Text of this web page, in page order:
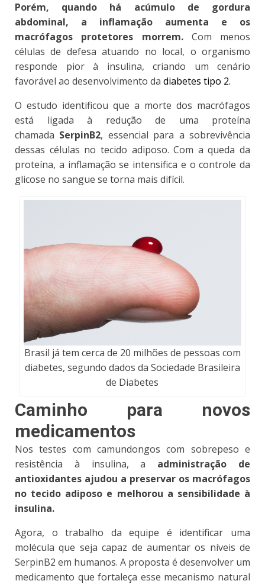
Porém, quando há acúmulo de gordura
abdominal, a inflamação aumenta e os
macrófagos protetores morrem.Com menos
células de defesa atuando no local, o organismo
responde pior à insulina, criando um cenário
favorável ao desenvolvimento da diabetes tipo 2.
O estudo identificou que a morte dos macrófagos
está ligada à redução de uma proteína
chamada SerpinB2, essencial para a sobrevivência
dessas células no tecido adiposo. Com a queda da
proteína, a inflamação se intensifica e o controle da
glicose no sangue se torna mais difícil.
Brasil já tem cerca de 20 milhões de pessoas com
diabetes, segundo dados da Sociedade Brasileira
de Diabetes
Caminho para novos
medicamentos
Nos testes com camundongos com sobrepeso e
resistência à insulina, a administração de
antioxidantes ajudou a preservar os macrófagos
no tecido adiposo e melhorou a sensibilidade à
insulina.
Agora, o trabalho da equipe é identificar uma
molécula que seja capaz de aumentar os níveis de
SerpinB2 em humanos. A proposta é desenvolver um
medicamento que fortaleça esse mecanismo natural